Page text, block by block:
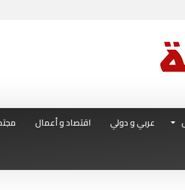
عربي و دولي اقتصاد و أعمال